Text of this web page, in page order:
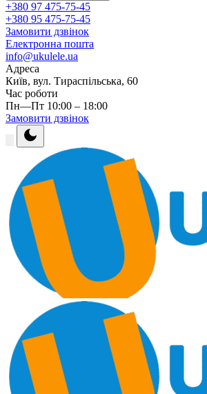
+380 97 475-75-45
+380 95 475-75-45
Замовити дзвінок
Електронна пошта
info@ukulele.ua
Адреса
Київ, вул. Тираспільська, 60
Час роботи
Пн—Пт 10:00 – 18:00
Замовити дзвінок